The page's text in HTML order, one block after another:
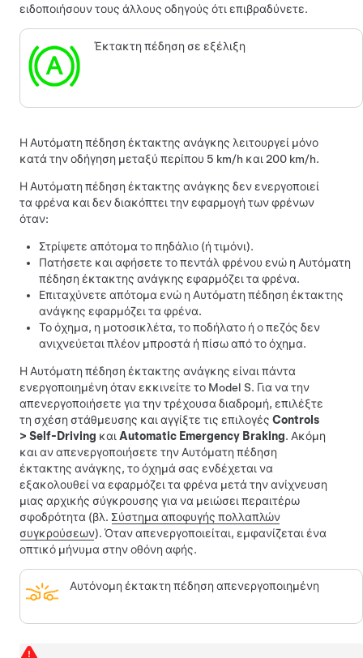
ειδοποιήσουν τους άλλους οδηγούς ότι επιβραδύνετε.
Έκτακτη πέδηση σε εξέλιξη
Η Αυτόματη πέδηση έκτακτης ανάγκης λειτουργεί μόνο
κατά την οδήγηση μεταξύ περίπου 5 km/h και 200 km/h.
Η Αυτόματη πέδηση έκτακτης ανάγκης δεν ενεργοποιεί
τα φρένα και δεν διακόπτει την εφαρμογή των φρένων
όταν:
Στρίψετε απότομα τοπηδάλιο (ή τιμόνι).
Πατήσετε και αφήσετε το πεντάλ φρένου ενώ η Αυτόματη
πέδηση έκτακτης ανάγκης εφαρμόζει τα φρένα.
Επιταχύνετε απότομα ενώ η Αυτόματη πέδηση έκτακτης
ανάγκης εφαρμόζει τα φρένα.
Το όχημα, η μοτοσικλέτα, το ποδήλατο ή ο πεζός δεν
ανιχνεύεται πλέον μπροστά ή πίσω από το όχημα.
Η Αυτόματη πέδηση έκτακτης ανάγκης είναι πάντα
ενεργοποιημένη όταν εκκινείτε το Model S. Για να την
απενεργοποιήσετε για την τρέχουσα διαδρομή, επιλέξτε
τη σχέση στάθμευσης και αγγίξτε τις επιλογές Controls
> Self-Driving και Automatic Emergency Braking. Ακόμη
και αν απενεργοποιήσετε την Αυτόματη πέδηση
έκτακτης ανάγκης, το όχημά σας ενδέχεται να
εξακολουθεί να εφαρμόζει τα φρένα μετά την ανίχνευση
μιας αρχικής σύγκρουσης για να μειώσει περαιτέρω
σφοδρότητα (βλ. Σύστημα αποφυγής πολλαπλών
συγκρούσεων). Όταν απενεργοποιείται, εμφανίζεται ένα
οπτικό μήνυμα στην οθόνη αφής.
Αυτόνομη έκτακτη πέδηση απενεργοποιημένη